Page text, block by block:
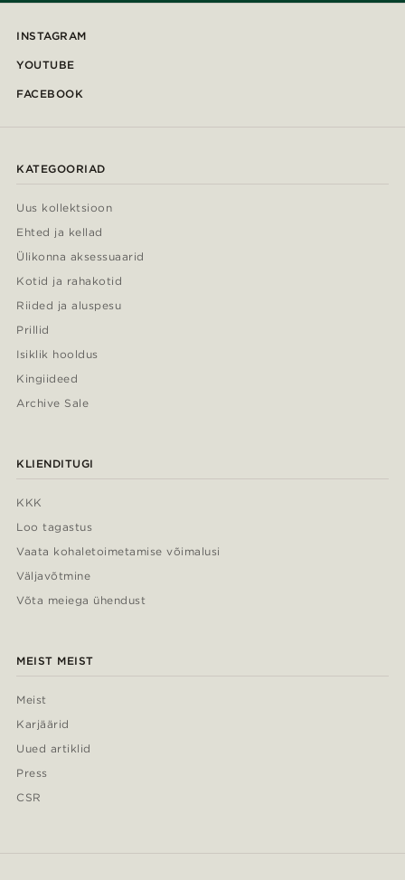
INSTAGRAM
YOUTUBE
FACEBOOK
KATEGOORIAD
Uus kollektsioon
Ehted ja kellad
Ülikonna aksessuaarid
Kotid ja rahakotid
Riided ja aluspesu
Prillid
Isiklik hooldus
Kingiideed
Archive Sale
KLIENDITUGI
KKK
Loo tagastus
Vaata kohaletoimetamise võimalusi
Väljavõtmine
Võta meiega ühendust
MEIST MEIST
Meist
Karjäärid
Uued artiklid
Press
CSR